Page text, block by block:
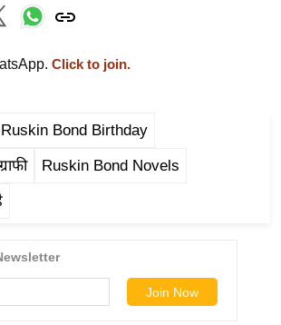
Click to join.
Ruskin Bond Birthday
Ruskin Bond Novels